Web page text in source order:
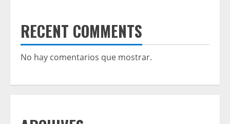
RECENT COMMENTS
No hay comentarios que mostrar.